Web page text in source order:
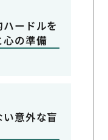
ードルを
心の準備
意外な盲